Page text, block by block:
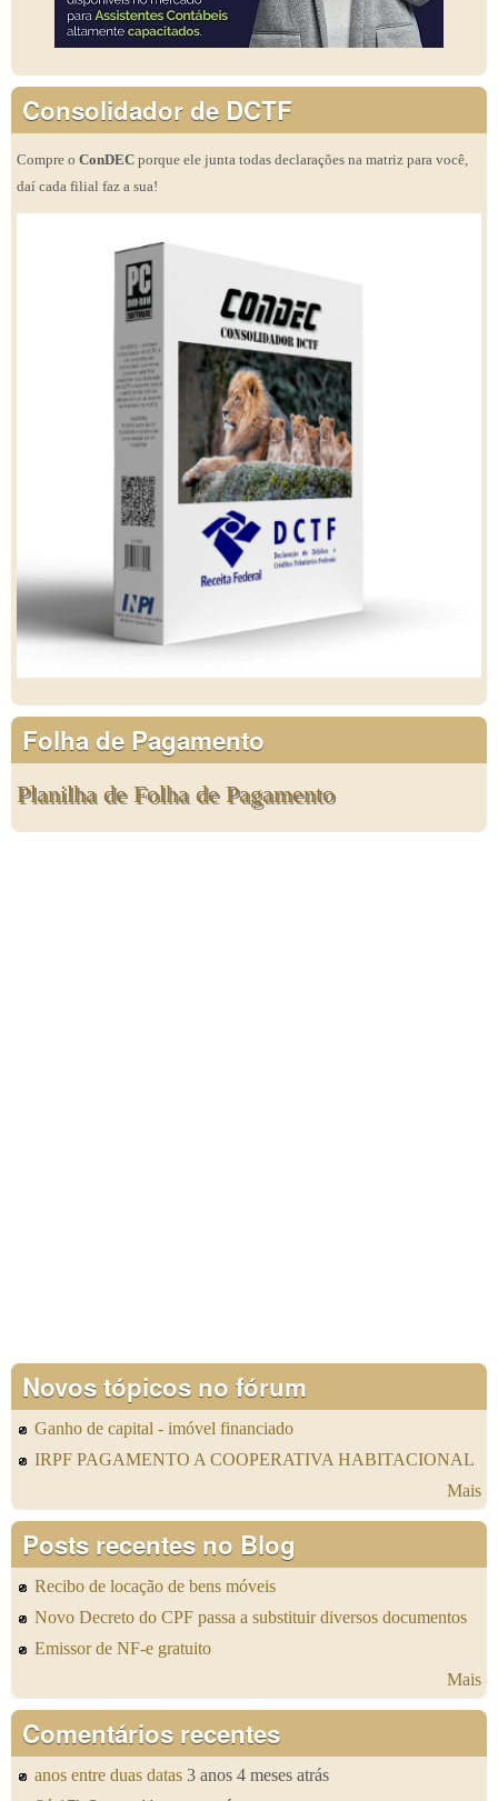
Consolidador de DCTF
Compre o ConDEC porque ele junta todas declarações na matriz para você,
daí cada filial faz a sua!
Folha de Pagamento
Planilha de Folha de Pagamento
Novos tópicos no fórum
Ganho de capital - imóvel financiado
IRPF PAGAMENTO A COOPERATIVA HABITACIONAL
Mais
Posts recentes no Blog
Recibo de locação de bens móveis
Novo Decreto do CPF passa a substituir diversos documentos
Emissor de NF-e gratuito
Mais
Comentários recentes
anos entre duas datas 3 anos 4 meses atrás